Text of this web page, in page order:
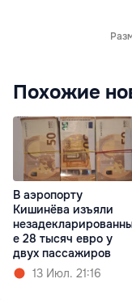
Похожие
В аэропорту
Кишинёва изъяли
е 28 тысяч евро у
двух пассажиров
13 Июл. 21:16